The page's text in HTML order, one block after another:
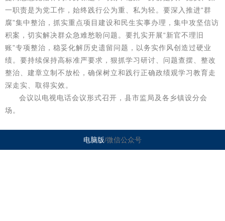
一职责是为党工作，始终践行公为重、私为轻。要深入推进“群
腐”集中整治，抓实重点项目建设和民生实事办理，集中攻坚信访
积案，切实解决群众急难愁盼问题。要扎实开展“新官不理旧
账”专项整治，稳妥化解历史遗留问题，以务实作风创造过硬业
绩。要持续保持高标准严要求，狠抓学习研讨、问题查摆、整改
整治、建章立制不放松，确保树立和践行正确政绩观学习教育走
深走实、取得实效。
会议以电视电话会议形式召开，县市监局及各乡镇设分会
场。
电脑版/微信公众号